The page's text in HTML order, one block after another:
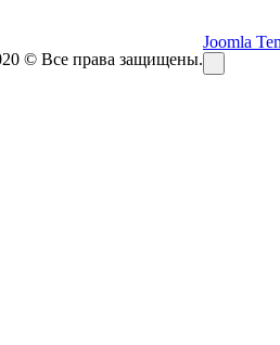
© Все права защищены.
Joomla